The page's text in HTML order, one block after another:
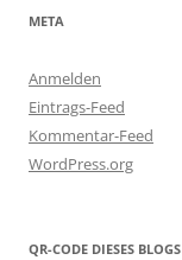
META
Anmelden
Eintrags-Feed
Kommentar-Feed
WordPress.org
QR-CODE DIESES BLOGS